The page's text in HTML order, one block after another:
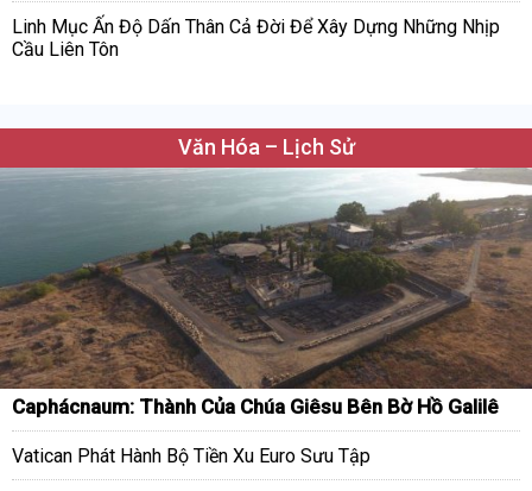
Linh Mục Ấn Độ Dấn Thân Cả Đời Để Xây Dựng Những Nhịp
Cầu Liên Tôn
Văn Hóa – Lịch Sử
Caphácnaum: Thành Của Chúa Giêsu Bên Bờ Hồ Galilê
Vatican Phát Hành Bộ Tiền Xu Euro Sưu Tập